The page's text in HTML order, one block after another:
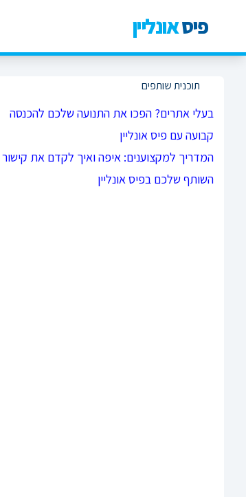
פיסאונליין
תוכנית שותפים
בעלי אתרים? הפכו את התנועה שלכם להכנסה
קבועה עם פיס אונליין
המדריך למקצוענים: איפה ואיך לקדם את קישור
השותף שלכם בפיס אונליין